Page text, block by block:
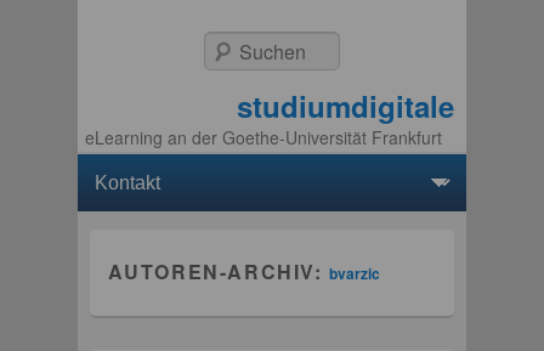
studiumdigitale
eLearning an der Goethe-Universität Frankfurt
Suchen
AUTOREN-ARCHIV:bvarzic